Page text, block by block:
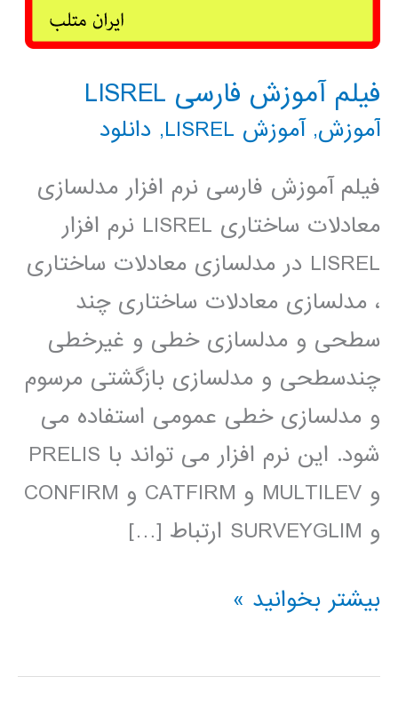
فیلم آموزش فارسی LISREL
آموزش,آموزش LISREL , دانلود
فیلم آموزش فارسی نرم افزار مدلسازی
معادلات ساختاری LISREL نرم افزار
LISREL در مدلسازی معادلات ساختاری
، مدلسازی معادلات ساختاری چند
سطحی و مدلسازی خطی و غیرخطی
چندسطحی و مدلسازی بازگشتی مرسوم
و مدلسازی خطی عمومی استفاده می
شود. این نرم افزار می تواند با PRELIS
و MULTILEV و CATFIRM و CONFIRM
و SURVEYGLIM ارتباط […]
فیلم
فارسی
بیشتر بخوانید »